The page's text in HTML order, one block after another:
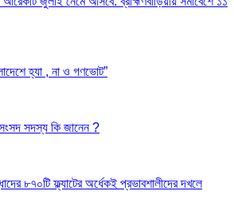
হ্যা , না ও গণভোট”
সদস্য কি জানেন ?
৮৭০টি ফ্ল্যাটের অর্ধেকই প্রভাবশালীদের দখলে